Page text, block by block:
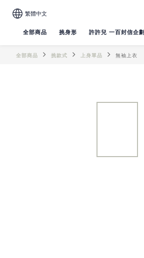
繁體中文
全部商品 挑身形 許許兒 一百封信企劃
全部商品 挑款式 上身單品 無袖上衣